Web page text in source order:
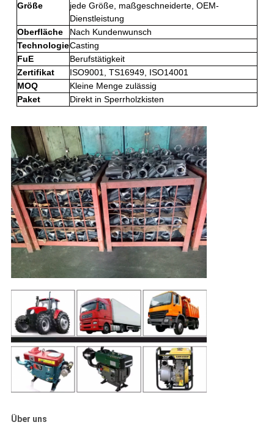
Größe
jede Größe, maßgeschneiderte, OEM-
Dienstleistung
Oberfläche
Nach Kundenwunsch
TechnologieCasting
FuE
Berufstätigkeit
Zertifikat
ISO9001, TS16949, ISO14001
MOQ
Kleine Menge zulässig
Paket
Direkt in Sperrholzkisten
Über uns